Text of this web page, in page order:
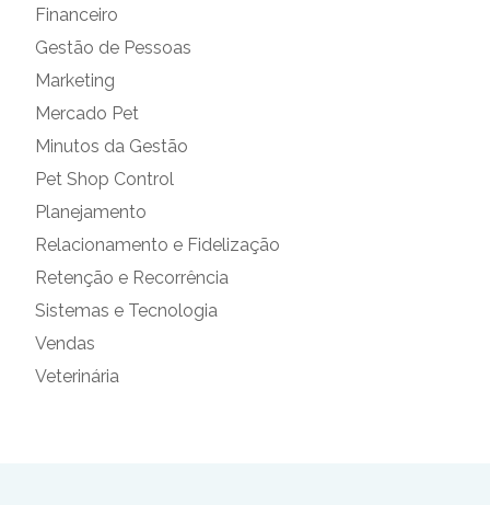
Financeiro
Gestão de Pessoas
Marketing
Mercado Pet
Minutos da Gestão
Pet Shop Control
Planejamento
Relacionamento e Fidelização
Retenção e Recorrência
Sistemas e Tecnologia
Vendas
Veterinária